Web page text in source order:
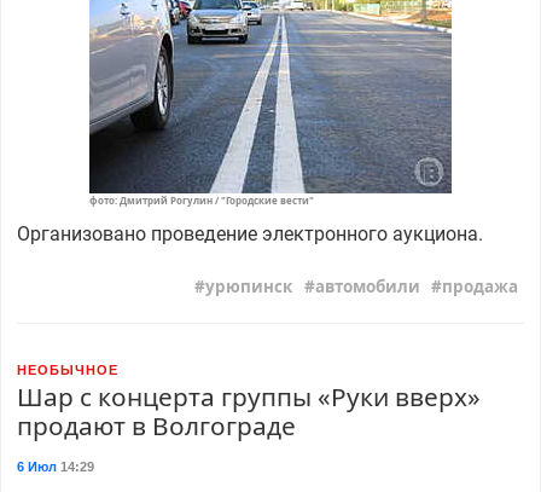
фото: Дмитрий Рогулин / "Городские вести"
Организовано проведение электронного аукциона.
урюпинск автомобили продажа
НЕОБЫЧНОЕ
Шар с концерта группы «Руки вверх»
продают в Волгограде
6 Июл14:29